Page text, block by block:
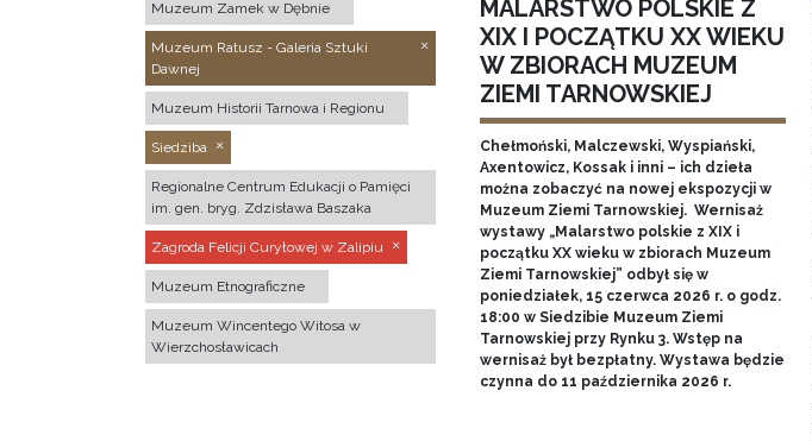
Muzeum Zamek w Dębnie
Muzeum Ratusz - Galeria Sztuki
Dawnej
Muzeum Historii Tarnowa i Regionu
Siedziba
Regionalne Centrum Edukacji o Pamięci
im. gen. bryg. Zdzisława Baszaka
Zagroda Felicji Curyłowej w Zalipiu
Muzeum Etnograficzne
Muzeum Wincentego Witosa w
Wierzchosławicach
MALARSTWO POLSKIE Z
XIX I POCZĄTKU XX WIEKU
W ZBIORACH MUZEUM
ZIEMI TARNOWSKIEJ
Chełmoński, Malczewski, Wyspiański,
Axentowicz, Kossak i inni – ich dzieła
można zobaczyć na nowej ekspozycji w
Muzeum Ziemi Tarnowskiej. Wernisaż
wystawy „Malarstwo polskie z XIX i
początku XX wieku w zbiorach Muzeum
Ziemi Tarnowskiej” odbył się w
poniedziałek, 15 czerwca 2026 r. o godz.
18:00 w Siedzibie Muzeum Ziemi
Tarnowskiej przy Rynku 3. Wstęp na
wernisaż był bezpłatny. Wystawa będzie
czynna do 11 października 2026 r.